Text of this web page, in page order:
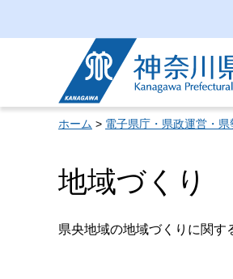
神奈川県
ホーム > 電子県庁・県政運営・県
地域づくり
県央地域の地域づくりに関す